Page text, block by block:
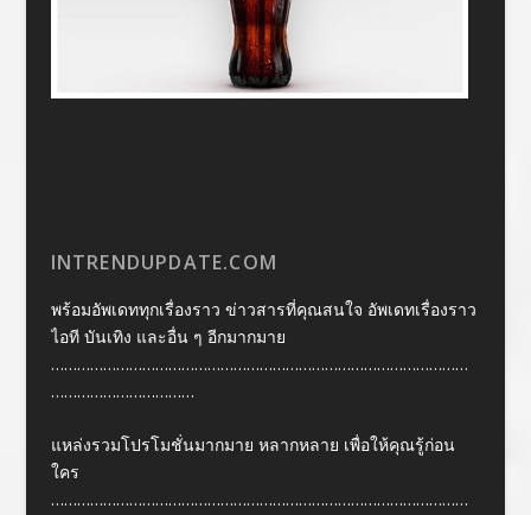
INTRENDUPDATE.COM
พร้อมอัพเดททุกเรื่องราว ข่าวสารที่คุณสนใจ อัพเดทเรื่องราว
ไอที บันเทิง และอื่น ๆ อีกมากมาย
……………………………………………………………………………………
……………………………
แหล่งรวมโปรโมชั่นมากมาย หลากหลาย เพื่อให้คุณรู้ก่อน
ใคร
……………………………………………………………………………………